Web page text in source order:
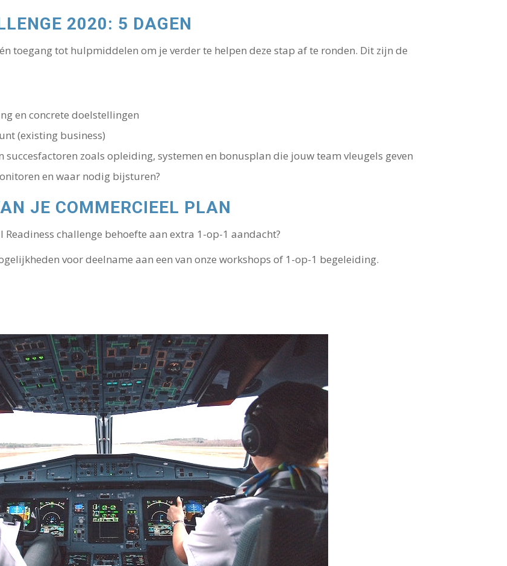
2020: 5 DAGEN
toegang tot hulpmiddelen om je verder te helpen deze stap af te ronden. Dit zijn de
en concrete doelstellingen
(existing business)
zoals opleiding, systemen en bonusplan die jouw team vleugels geven
en waar nodig bijsturen?
JE COMMERCIEEL PLAN
challenge behoefte aan extra 1-op-1 aandacht?
voor deelname aan een van onze workshops of 1-op-1 begeleiding.